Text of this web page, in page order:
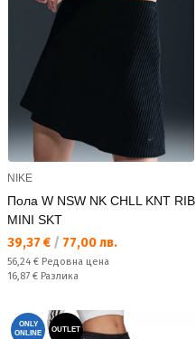
NIKE
Пола W NSW NK CHLL KNT RIB
MINI SKT
Текуща цена:
39,37 € / 77,00 лв.
Редовна цена:
56,24 € Редовна цена
Спестявате:
16,87 € Разлика
ONLY
ONLINE
OUTLET